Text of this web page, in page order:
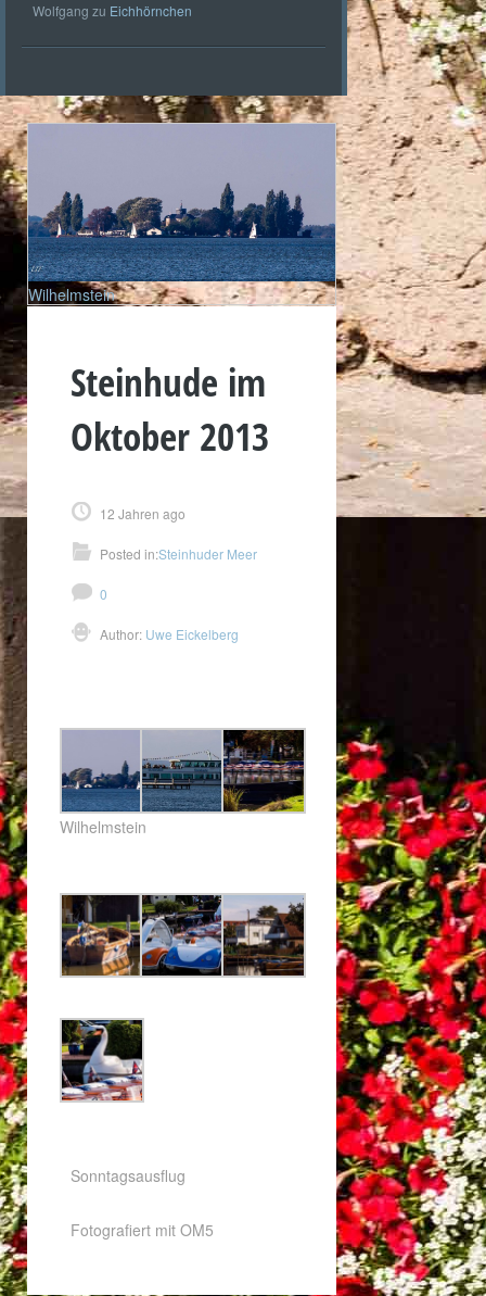
Wolfgang zu Eichhörnchen
Wilhelmstein
Steinhude im
Oktober 2013
12 Jahren ago
Posted in:Steinhuder Meer
0
Author: Uwe Eickelberg
Wilhelmstein
Sonntagsausflug
Fotografiert mit OM5